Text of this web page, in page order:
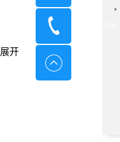
展开